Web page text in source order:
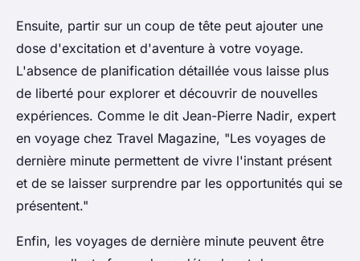
Ensuite, partir sur un coup de tête peut ajouter une
dose d'excitation et d'aventure à votre voyage.
L'absence de planification détaillée vous laisse plus
de liberté pour explorer et découvrir de nouvelles
expériences. Comme le dit Jean-Pierre Nadir, expert
en voyage chez Travel Magazine, "Les voyages de
dernière minute permettent de vivre l'instant présent
et de se laisser surprendre par les opportunités qui se
présentent."
Enfin, les voyages de dernière minute peuvent être